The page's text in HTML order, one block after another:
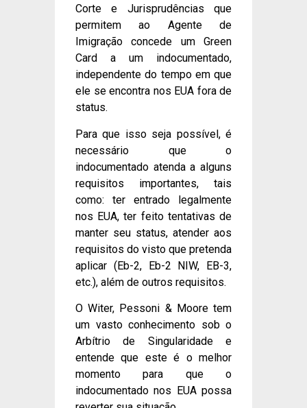
Corte e Jurisprudências que
permitem ao Agente de
Imigração concede um Green
Card a um indocumentado,
independente do tempo em que
ele se encontra nos EUA fora de
status.
Para que isso seja possível, é
necessário que o
indocumentado atenda a alguns
requisitos importantes, tais
como: ter entrado legalmente
nos EUA, ter feito tentativas de
manter seu status, atender aos
requisitos do visto que pretenda
aplicar (Eb-2, Eb-2 NIW, EB-3,
etc.), além de outros requisitos.
O Witer, Pessoni & Moore tem
um vasto conhecimento sob o
Arbítrio de Singularidade e
entende que este é o melhor
momento para que o
indocumentado nos EUA possa